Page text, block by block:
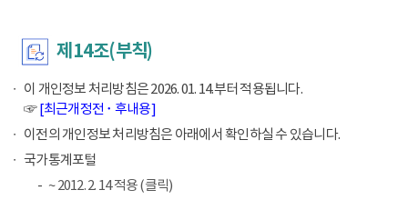
제14조(부칙)
이 개인정보 처리방침은 2026. 01. 14.부터 적용됩니다.
☞[최근개정전 ･ 후내용]
이전의 개인정보 처리방침은 아래에서 확인하실 수 있습니다.
국가통계포털
~ 2012. 2. 14 적용 (클릭)